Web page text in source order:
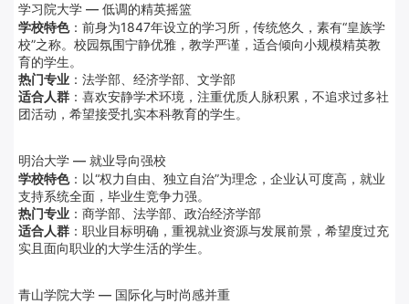
学习院大学 — 低调的精英摇篮
学校特色：前身为1847年设立的学习所，传统悠久，素有“皇族学
校”之称。校园氛围宁静优雅，教学严谨，适合倾向小规模精英教
育的学生。
热门专业 ：法学部、经济学部、文学部
适合人群 ：喜欢安静学术环境，注重优质人脉积累，不追求过多社
团活动，希望接受扎实本科教育的学生。
明治大学 — 就业导向强校
学校特色：以“权力自由、独立自治”为理念，企业认可度高，就业
支持系统全面，毕业生竞争力强。
热门专业 ：商学部、法学部、政治经济学部
适合人群 ：职业目标明确，重视就业资源与发展前景，希望度过充
实且面向职业的大学生活的学生。
青山学院大学 — 国际化与时尚感并重